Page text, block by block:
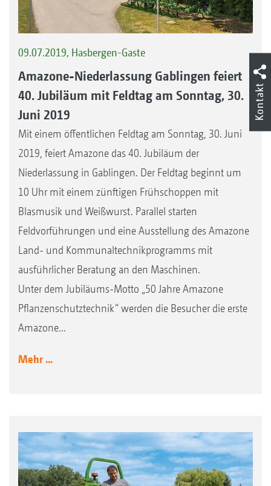
09.07.2019, Hasbergen-Gaste
Amazone-Niederlassung Gablingen feiert
40. Jubiläum mit Feldtag am Sonntag, 30.
Juni 2019
Mit einem öffentlichen Feldtag am Sonntag, 30. Juni
2019, feiert Amazone das 40. Jubiläum der
Niederlassung in Gablingen. Der Feldtag beginnt um
10 Uhr mit einem zünftigen Frühschoppen mit
Blasmusik und Weißwurst. Parallel starten
Feldvorführungen und eine Ausstellung des Amazone
Land- und Kommunaltechnikprogramms mit
ausführlicher Beratung an den Maschinen.
Unter dem Jubiläums-Motto „50 Jahre Amazone
Pflanzenschutztechnik“ werden die Besucher die erste
Amazone...
Mehr ...
Kontakt